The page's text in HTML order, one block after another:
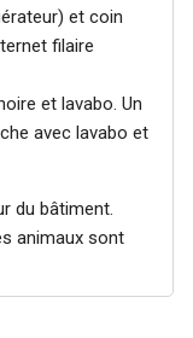
et coin
filaire
et lavabo. Un
avec lavabo et
du bâtiment.
animaux sont